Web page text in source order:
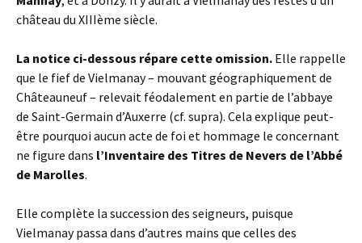
château du XIIIème siècle.
La notice ci-dessous répare cette omission. Elle rappelle
que le fief de Vielmanay – mouvant géographiquement de
Châteauneuf – relevait féodalement en partie de l’abbaye
de Saint-Germain d’Auxerre (cf. supra). Cela explique peut-
être pourquoi aucun acte de foi et hommage le concernant
ne figure dans l’Inventaire des Titres de Nevers de l’Abbé
de Marolles.
Elle complète la succession des seigneurs, puisque
Vielmanay passa dans d’autres mains que celles des